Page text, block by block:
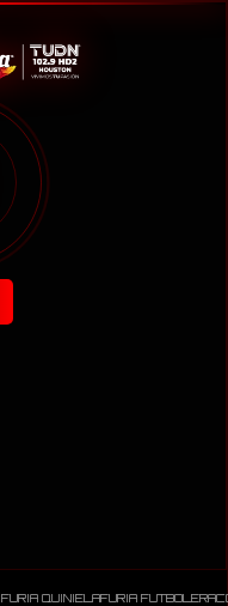
FURIA QUINIELAFURIA FUTBOLERA